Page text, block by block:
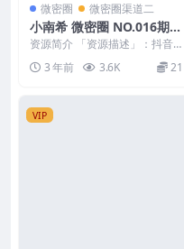
微密圈 微密圈渠道二
小南希 微密圈 NO.016期
最新至：2023.8.16
资源简介 「资源描述」：抖音
小南希 微密圈 NO.016期 【5
P】最新至：2...
3 年前 3.6K 21
VIP